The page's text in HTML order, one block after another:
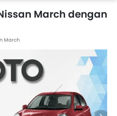
March dengan
March